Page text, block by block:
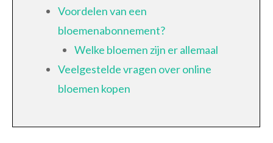
Voordelen van een
bloemenabonnement?
Welke bloemen zijn er allemaal
Veelgestelde vragen over online
bloemen kopen